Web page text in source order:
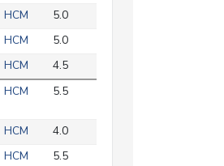
HCM
5.0
HCM
5.0
HCM
4.5
HCM 5.5
HCM
4.0
HCM
5.5